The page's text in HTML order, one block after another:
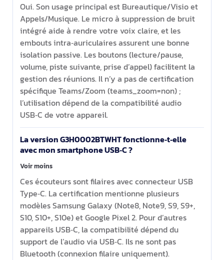
Oui. Son usage principal est Bureautique/Visio et
Appels/Musique. Le micro à suppression de bruit
intégré aide à rendre votre voix claire, et les
embouts intra‑auriculaires assurent une bonne
isolation passive. Les boutons (lecture/pause,
volume, piste suivante, prise d’appel) facilitent la
gestion des réunions. Il n’y a pas de certification
spécifique Teams/Zoom (teams_zoom=non) ;
l’utilisation dépend de la compatibilité audio
USB‑C de votre appareil.
La version G3H0002BTWHT fonctionne‑t‑elle
avec mon smartphone USB‑C ?
Voir moins
Ces écouteurs sont filaires avec connecteur USB
Type‑C. La certification mentionne plusieurs
modèles Samsung Galaxy (Note8, Note9, S9, S9+,
S10, S10+, S10e) et Google Pixel 2. Pour d’autres
appareils USB‑C, la compatibilité dépend du
support de l’audio via USB‑C. Ils ne sont pas
Bluetooth (connexion filaire uniquement).